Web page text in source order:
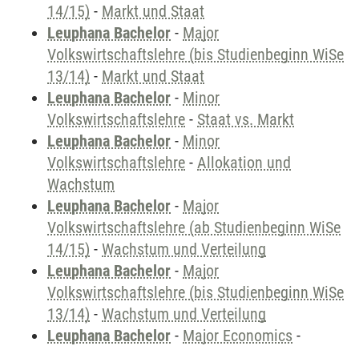
14/15) - Markt und Staat
Leuphana Bachelor - Major
Volkswirtschaftslehre (bis Studienbeginn WiSe
13/14) - Markt und Staat
Leuphana Bachelor - Minor
Volkswirtschaftslehre - Staat vs. Markt
Leuphana Bachelor - Minor
Volkswirtschaftslehre - Allokation und
Wachstum
Leuphana Bachelor - Major
Volkswirtschaftslehre (ab Studienbeginn WiSe
14/15) - Wachstum und Verteilung
Leuphana Bachelor - Major
Volkswirtschaftslehre (bis Studienbeginn WiSe
13/14) - Wachstum und Verteilung
Leuphana Bachelor - Major Economics -